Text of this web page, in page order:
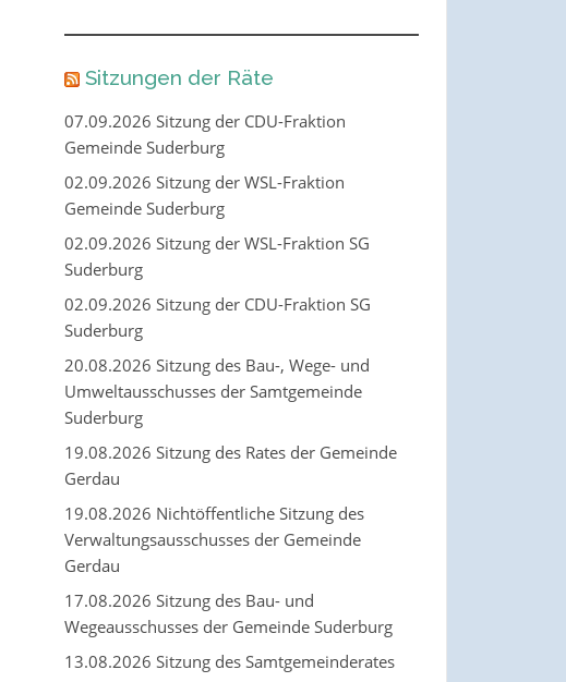
Sitzungen der Räte
07.09.2026 Sitzung der CDU-Fraktion
Gemeinde Suderburg
02.09.2026 Sitzung der WSL-Fraktion
Gemeinde Suderburg
02.09.2026 Sitzung der WSL-Fraktion SG
Suderburg
02.09.2026 Sitzung der CDU-Fraktion SG
Suderburg
20.08.2026 Sitzung des Bau-, Wege- und
Umweltausschusses der Samtgemeinde
Suderburg
19.08.2026 Sitzung des Rates der Gemeinde
Gerdau
19.08.2026 Nichtöffentliche Sitzung des
Verwaltungsausschusses der Gemeinde
Gerdau
17.08.2026 Sitzung des Bau- und
Wegeausschusses der Gemeinde Suderburg
13.08.2026 Sitzung des Samtgemeinderates